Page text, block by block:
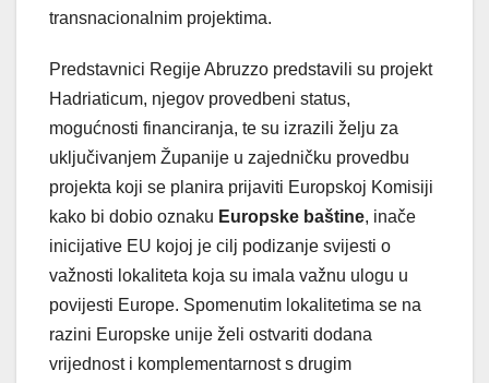
transnacionalnim projektima.
Predstavnici Regije Abruzzo predstavili su projekt
Hadriaticum, njegov provedbeni status,
mogućnosti financiranja, te su izrazili želju za
uključivanjem Županije u zajedničku provedbu
projekta koji se planira prijaviti Europskoj Komisiji
kako bi dobio oznaku Europske baštine, inače
inicijative EU kojoj je cilj podizanje svijesti o
važnosti lokaliteta koja su imala važnu ulogu u
povijesti Europe. Spomenutim lokalitetima se na
razini Europske unije želi ostvariti dodana
vrijednost i komplementarnost s drugim